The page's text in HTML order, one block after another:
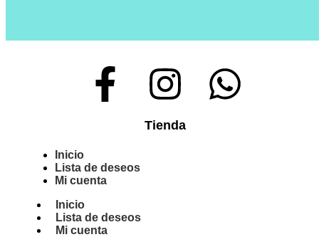
Tienda
Inicio
Lista de deseos
Mi cuenta
Inicio
Lista de deseos
Mi cuenta